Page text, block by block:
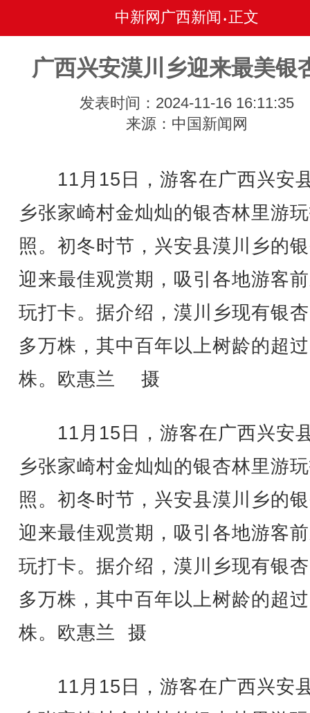
中新网广西新闻 • 正文
广西兴安漠川乡迎来最美银
发表时间：2024-11-16 16:11:35
来源：中国新闻网
11月15日，游客在广西兴安
乡张家崎村金灿灿的银杏林里游
照。初冬时节，兴安县漠川乡的
迎来最佳观赏期，吸引各地游客
玩打卡。据介绍，漠川乡现有银
多万株，其中百年以上树龄的超
株。欧惠兰 摄
11月15日，游客在广西兴安
乡张家崎村金灿灿的银杏林里游
照。初冬时节，兴安县漠川乡的
迎来最佳观赏期，吸引各地游客
玩打卡。据介绍，漠川乡现有银
多万株，其中百年以上树龄的超
株。欧惠兰 摄
11月15日，游客在广西兴安